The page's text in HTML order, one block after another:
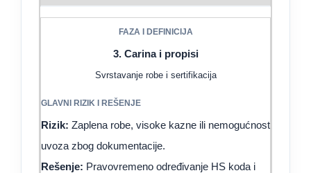
3. Carina i propisi
Svrstavanje robe i sertifikacija
Rizik: Zaplena robe, visoke kazne ili nemogućnost
uvoza zbog dokumentacije.
Rešenje: Pravovremeno određivanje HS koda i